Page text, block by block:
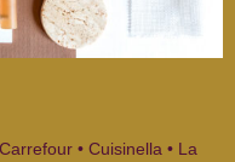
• Cuisinella • La